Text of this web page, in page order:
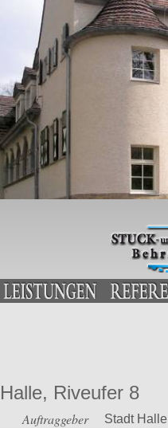
Halle, Riveufer 8
Auftraggeber Stadt Halle